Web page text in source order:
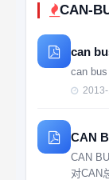
CAN-
can
can
CAN
CAN
对CAN